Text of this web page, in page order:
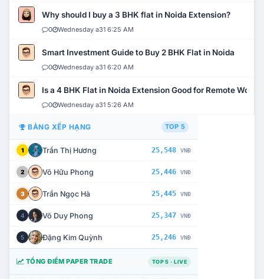
Why should I buy a 3 BHK flat in Noida Extension?
0 Wednesday a31 6:25 AM
Smart Investment Guide to Buy 2 BHK Flat in Noida
0 Wednesday a31 6:20 AM
Is a 4 BHK Flat in Noida Extension Good for Remote Work?
0 Wednesday a31 5:26 AM
BẢNG XẾP HẠNG TOP 5
1 Trần Thị Hương 25,548 VNĐ
2 Võ Hữu Phong 25,446 VNĐ
3 Trần Ngọc Hà 25,445 VNĐ
4 Võ Duy Phong 25,347 VNĐ
5 Đặng Kim Quỳnh 25,246 VNĐ
TỔNG ĐIỂM PAPER TRADE TOP 5 · LIVE